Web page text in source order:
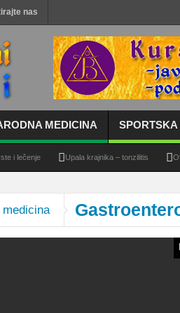
nas
MEDICINA SPORTSKA
Upala krajnika – tonzilitis
medicina